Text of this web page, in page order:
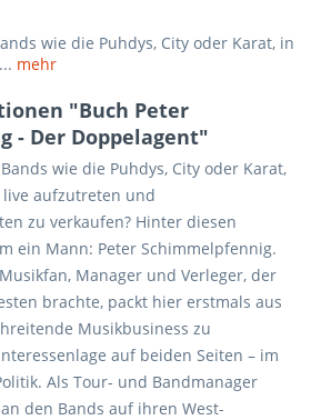
wie die Puhdys, City oder Karat, in
mehr
"Buch Peter
- Der Doppelagent"
wie die Puhdys, City oder Karat,
live aufzutreten und
zu verkaufen? Hinter diesen
ein Mann: Peter Schimmelpfennig.
Manager und Verleger, der
brachte, packt hier erstmals aus
Musikbusiness zu
auf beiden Seiten – im
Als Tour- und Bandmanager
den Bands auf ihren West-